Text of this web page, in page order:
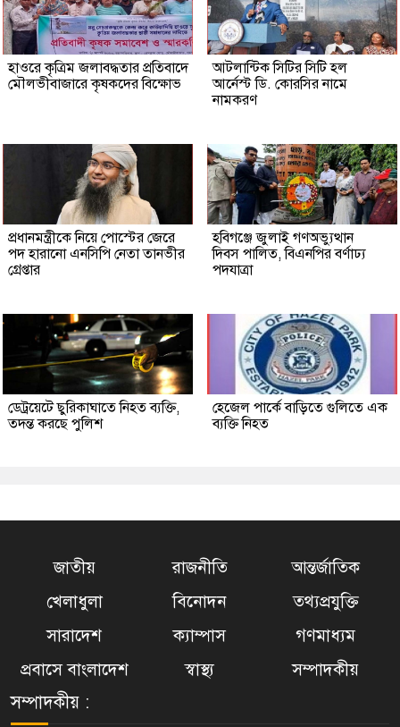
হাওরে কৃত্রিম জলাবদ্ধতার প্রতিবাদে
মৌলভীবাজারে কৃষকদের বিক্ষোভ
আটলান্টিক সিটির সিটি হল
আর্নেস্ট ডি. কোরসির নামে
নামকরণ
প্রধানমন্ত্রীকে নিয়ে পোস্টের জেরে
পদ হারানো এনসিপি নেতা তানভীর
গ্রেপ্তার
হবিগঞ্জে জুলাই গণঅভ্যুত্থান
দিবস পালিত, বিএনপির বর্ণাঢ্য
পদযাত্রা
ডেট্রয়েটে ছুরিকাঘাতে নিহত ব্যক্তি,
তদন্ত করছে পুলিশ
হেজেল পার্কে বাড়িতে গুলিতে এক
ব্যক্তি নিহত
জাতীয় রাজনীতি
আন্তর্জাতিক
খেলাধুলা
বিনোদন
তথ্যপ্রযুক্তি
সারাদেশ
ক্যাম্পাস
গণমাধ্যম
প্রবাসে বাংলাদেশ
স্বাস্থ্য সম্পাদকীয়
সম্পাদকীয় :